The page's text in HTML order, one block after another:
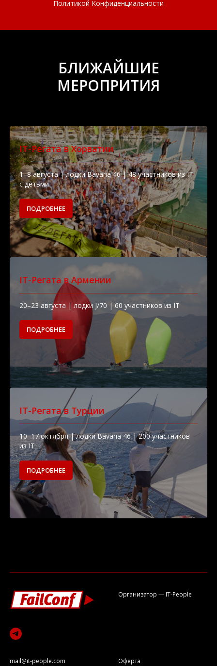
Политикой Конфиденциальности
БЛИЖАЙШИЕ
МЕРОПРИТИЯ
IT-Регата в Хорватии
1–8 августа | лодки Bavaria 46 | 48 участников из IT
с детьми
ПОДРОБНЕЕ
IT-Регата в Армении
20–23 августа | лодки J/70 | 60 участников из IT
ПОДРОБНЕЕ
IT-Регата в Турции
10–17 октября | лодки Bavaria 46 | 200 участников
из IT
ПОДРОБНЕЕ
Организатор — IT-People
mail@it-people.com Оферта